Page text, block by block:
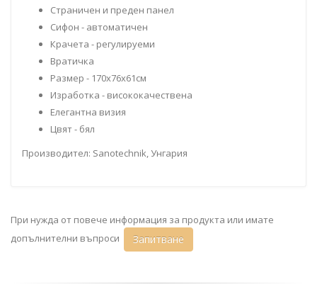
Страничен и преден панел
Сифон - автоматичен
Крачета - регулируеми
Вратичка
Размер - 170х76х61см
Изработка - висококачествена
Елегантна визия
Цвят - бял
Производител: Sanotechnik, Унгария
При нужда от повече информация за продукта или имате
допълнителни въпроси
Запитване